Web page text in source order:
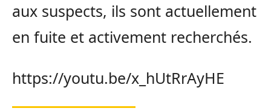
aux suspects, ils sont actuellement
en fuite et activement recherchés.
https://youtu.be/x_hUtRrAyHE